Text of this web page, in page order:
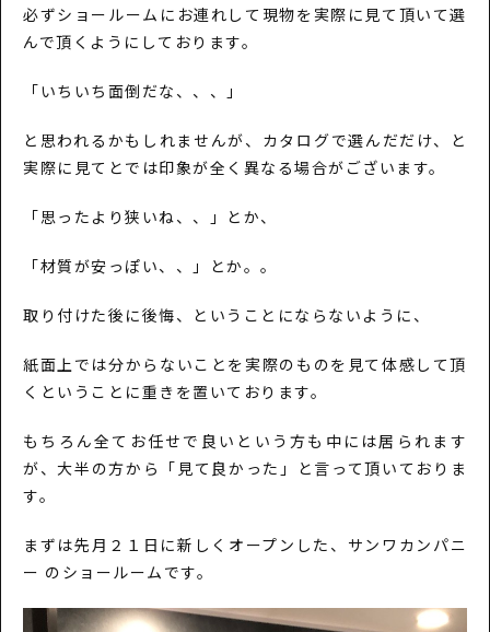
必ずショールームにお連れして現物を実際に見て頂いて選
んで頂くようにしております。
「いちいち面倒だな、、、」
と思われるかもしれませんが、カタログで選んだだけ、と
実際に見てとでは印象が全く異なる場合がございます。
「思ったより狭いね、、」とか、
「材質が安っぽい、、」とか。。
取り付けた後に後悔、ということにならないように、
紙面上では分からないことを実際のものを見て体感して頂
くということに重きを置いております。
もちろん全てお任せで良いという方も中には居られます
が、大半の方から「見て良かった」と言って頂いておりま
す。
まずは先月２１日に新しくオープンした、サンワカンパニ
ー のショールームです。